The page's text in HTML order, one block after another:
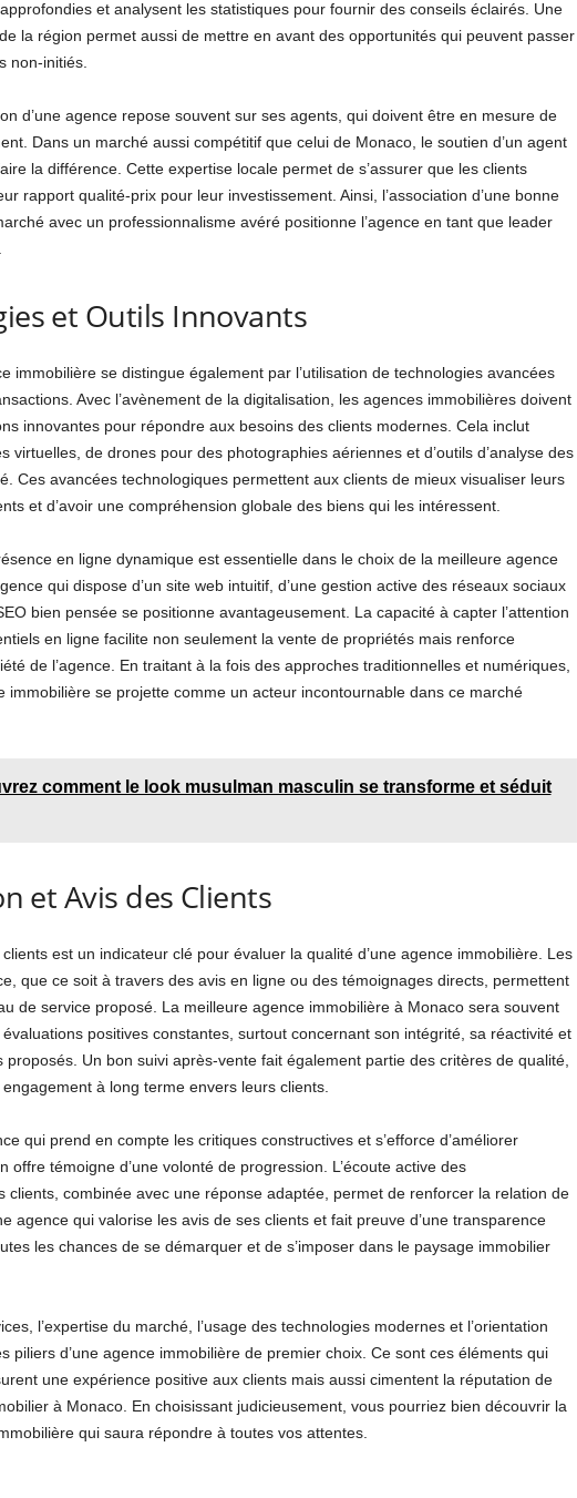
et analysent les statistiques pour fournir des conseils éclairés. Une
la région permet aussi de mettre en avant des opportunités qui peuvent passer
non-initiés.
d’une agence repose souvent sur ses agents, qui doivent être en mesure de
Dans un marché aussi compétitif que celui de Monaco, le soutien d’un agent
la différence. Cette expertise locale permet de s’assurer que les clients
rapport qualité-prix pour leur investissement. Ainsi, l’association d’une bonne
avec un professionnalisme avéré positionne l’agence en tant que leader
et Outils Innovants
immobilière se distingue également par l’utilisation de technologies avancées
Avec l’avènement de la digitalisation, les agences immobilières doivent
innovantes pour répondre aux besoins des clients modernes. Cela inclut
virtuelles, de drones pour des photographies aériennes et d’outils d’analyse des
Ces avancées technologiques permettent aux clients de mieux visualiser leurs
et d’avoir une compréhension globale des biens qui les intéressent.
en ligne dynamique est essentielle dans le choix de la meilleure agence
qui dispose d’un site web intuitif, d’une gestion active des réseaux sociaux
bien pensée se positionne avantageusement. La capacité à capter l’attention
en ligne facilite non seulement la vente de propriétés mais renforce
de l’agence. En traitant à la fois des approches traditionnelles et numériques,
immobilière se projette comme un acteur incontournable dans ce marché
comment le look musulman masculin se transforme et séduit
et Avis des Clients
est un indicateur clé pour évaluer la qualité d’une agence immobilière. Les
que ce soit à travers des avis en ligne ou des témoignages directs, permettent
de service proposé. La meilleure agence immobilière à Monaco sera souvent
positives constantes, surtout concernant son intégrité, sa réactivité et
proposés. Un bon suivi après-vente fait également partie des critères de qualité,
à long terme envers leurs clients.
qui prend en compte les critiques constructives et s’efforce d’améliorer
offre témoigne d’une volonté de progression. L’écoute active des
clients, combinée avec une réponse adaptée, permet de renforcer la relation de
agence qui valorise les avis de ses clients et fait preuve d’une transparence
les chances de se démarquer et de s’imposer dans le paysage immobilier
l’expertise du marché, l’usage des technologies modernes et l’orientation
piliers d’une agence immobilière de premier choix. Ce sont ces éléments qui
une expérience positive aux clients mais aussi cimentent la réputation de
à Monaco. En choisissant judicieusement, vous pourriez bien découvrir la
qui saura répondre à toutes vos attentes.